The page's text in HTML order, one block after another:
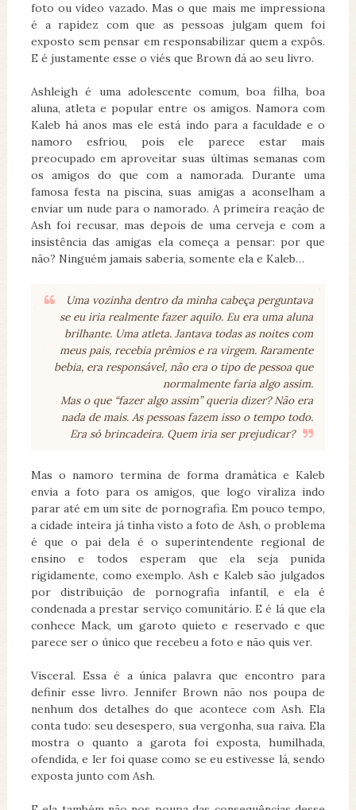
foto ou vídeo vazado. Mas o que mais me impressiona
é a rapidez com que as pessoas julgam quem foi
exposto sem pensar em responsabilizar quem a expôs.
E é justamente esse o viés que Brown dá ao seu livro.
Ashleigh é uma adolescente comum, boa filha, boa
aluna, atleta e popular entre os amigos. Namora com
Kaleb há anos mas ele está indo para a faculdade e o
namoro esfriou, pois ele parece estar mais
preocupado em aproveitar suas últimas semanas com
os amigos do que com a namorada. Durante uma
famosa festa na piscina, suas amigas a aconselham a
enviar um nude para o namorado. A primeira reação de
Ash foi recusar, mas depois de uma cerveja e com a
insistência das amigas ela começa a pensar: por que
não? Ninguém jamais saberia, somente ela e Kaleb…
Uma vozinha dentro da minha cabeça perguntava
se eu iria realmente fazer aquilo. Eu era uma aluna
brilhante. Uma atleta. Jantava todas as noites com
meus pais, recebia prêmios e ra virgem. Raramente
bebia, era responsável, não era o tipo de pessoa que
normalmente faria algo assim.
Mas o que “fazer algo assim” queria dizer? Não era
nada de mais. As pessoas fazem isso o tempo todo.
Era só brincadeira. Quem iria ser prejudicar?
Mas o namoro termina de forma dramática e Kaleb
envia a foto para os amigos, que logo viraliza indo
parar até em um site de pornografia. Em pouco tempo,
a cidade inteira já tinha visto a foto de Ash, o problema
é que o pai dela é o superintendente regional de
ensino e todos esperam que ela seja punida
rigidamente, como exemplo. Ash e Kaleb são julgados
por distribuição de pornografia infantil, e ela é
condenada a prestar serviço comunitário. E é lá que ela
conhece Mack, um garoto quieto e reservado e que
parece ser o único que recebeu a foto e não quis ver.
Visceral. Essa é a única palavra que encontro para
definir esse livro. Jennifer Brown não nos poupa de
nenhum dos detalhes do que acontece com Ash. Ela
conta tudo: seu desespero, sua vergonha, sua raiva. Ela
mostra o quanto a garota foi exposta, humilhada,
ofendida, e ler foi quase como se eu estivesse lá, sendo
exposta junto com Ash.